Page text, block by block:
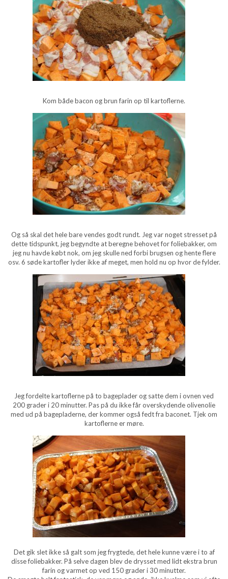
Kom både bacon og brun farin op til kartoflerne.
Og så skal det hele bare vendes godt rundt. Jeg var noget stresset på
dette tidspunkt, jeg begyndte at beregne behovet for foliebakker, om
jeg nu havde købt nok, om jeg skulle ned forbi brugsen og hente flere
osv. 6 søde kartofler lyder ikke af meget, men hold nu op hvor de fylder.
Jeg fordelte kartoflerne på to bageplader og satte dem i ovnen ved
200 grader i 20 minutter. Pas på du ikke får overskydende olivenolie
med ud på bagepladerne, der kommer også fedt fra baconet. Tjek om
kartoflerne er møre.
Det gik slet ikke så galt som jeg frygtede, det hele kunne være i to af
disse foliebakker. På selve dagen blev de drysset med lidt ekstra brun
farin og varmet op ved 150 grader i 30 minutter.